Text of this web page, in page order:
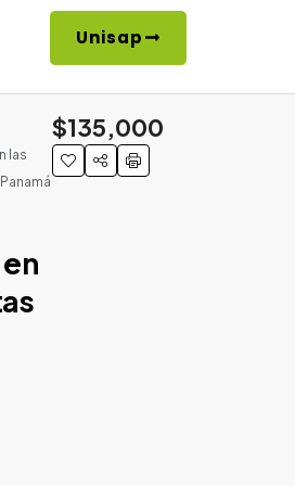
Unisap
las
$135,000